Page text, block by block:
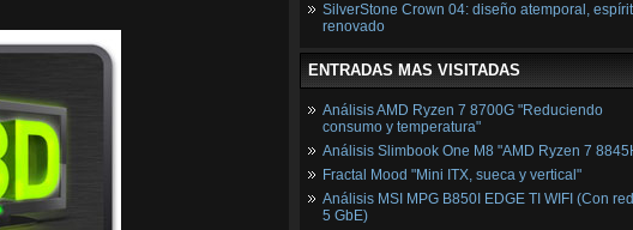
SilverStone Crown 04: diseño atemporal,
renovado
ENTRADAS MAS VISITADAS
Análisis AMD Ryzen 7 8700G "Reduciendo
consumo y temperatura"
Análisis Slimbook One M8 "AMD Ryzen 7
Fractal Mood "Mini ITX, sueca y vertical"
Análisis MSI MPG B850I EDGE TI WIFI (Con
5 GbE)